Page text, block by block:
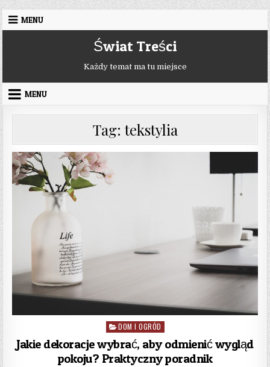
Skip to content
MENU
Świat Treści
Każdy temat ma tu miejsce
MENU
Tag:tekstylia
Posted in
DOM I OGRÓD
Jakie dekoracje wybrać, aby odmienić wygląd
pokoju? Praktyczny poradnik